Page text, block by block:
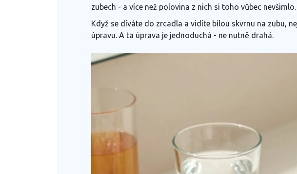
zubech - a více než polovina z nich si toho vůbec
Když se díváte do zrcadla a vidíte bílou skvrnu na zubu,
úpravu. A ta úprava je jednoduchá - ne nutně drahá.